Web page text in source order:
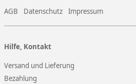
AGB Datenschutz Impressum
Hilfe, Kontakt
Versand und Lieferung
Bezahlung